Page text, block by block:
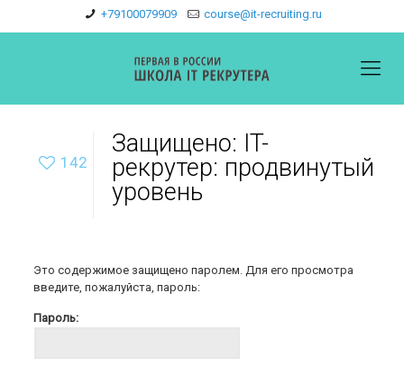
+79100079909 course@it-recruiting.ru
142
Защищено: IT-
рекрутер: продвинутый
уровень
Это содержимое защищено паролем. Для его просмотра
введите, пожалуйста, пароль:
Пароль: